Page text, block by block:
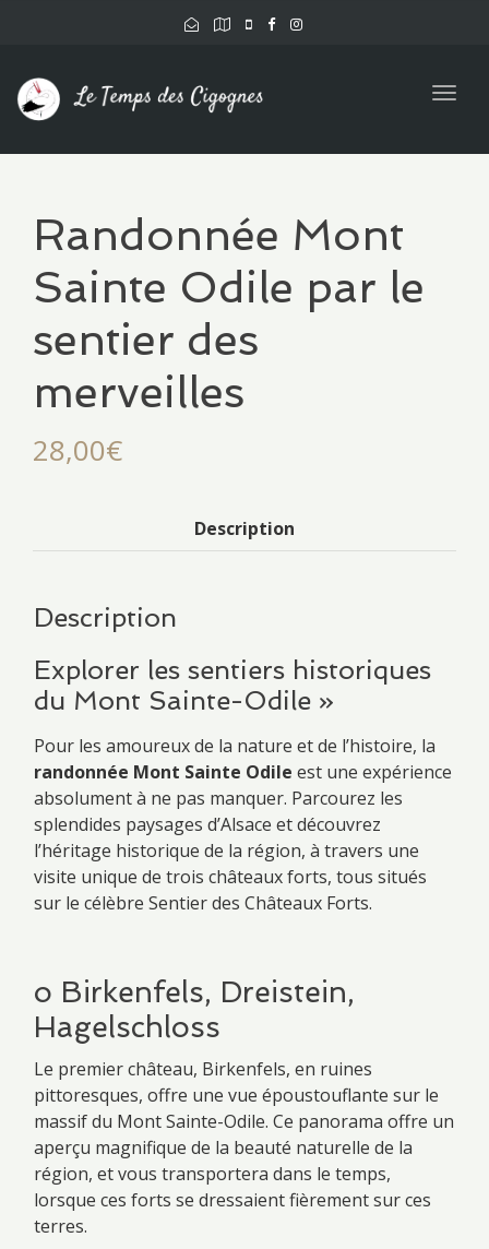
Randonnée Mont
Sainte Odile par le
sentier des
merveilles
28,00€
Description
Description
Explorer les sentiers historiques
du Mont Sainte-Odile »
Pour les amoureux de la nature et de l’histoire, la
randonnée Mont Sainte Odile est une expérience
absolument à ne pas manquer. Parcourez les
splendides paysages d’Alsace et découvrez
l’héritage historique de la région, à travers une
visite unique de trois châteaux forts, tous situés
sur le célèbre Sentier des Châteaux Forts.
o Birkenfels, Dreistein,
Hagelschloss
Le premier château, Birkenfels, en ruines
pittoresques, offre une vue époustouflante sur le
massif du Mont Sainte-Odile. Ce panorama offre un
aperçu magnifique de la beauté naturelle de la
région, et vous transportera dans le temps,
lorsque ces forts se dressaient fièrement sur ces
terres.